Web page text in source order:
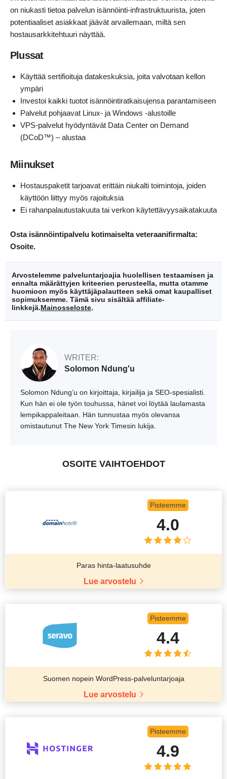
on niukasti tietoa palvelun isännöinti-infrastruktuurista, joten
potentiaaliset asiakkaat jäävät arvailemaan, miltä sen
hostausarkkitehtuuri näyttää.
Plussat
Käyttää sertifioituja datakeskuksia, joita valvotaan kellon
ympäri
Investoi kaikki tuotot isännöintiratkaisujensa parantamiseen
Palvelut pohjaavat Linux- ja Windows -alustoille
VPS-palvelut hyödyntävät Data Center on Demand
(DCoD™) – alustaa
Miinukset
Hostauspaketit tarjoavat erittäin niukalti toimintoja, joiden
käyttöön liittyy myös rajoituksia
Ei rahanpalautustakuuta tai verkon käytettävyysaikatakuuta
Osta isännöintipalvelu kotimaiselta veteraanifirmalta:
Osoite.
Arvostelemme palveluntarjoajia huolellisen testaamisen ja
ennalta määrättyjen kriteerien perusteella, mutta otamme
huomioon myös käyttäjäpalautteen sekä omat kaupalliset
sopimuksemme. Tämä sivu sisältää affiliate-
linkkejä.Mainosseloste.
WRITER:
Solomon Ndung'u
Solomon Ndung’u on kirjoittaja, kirjailija ja SEO-spesialisti.
Kun hän ei ole työn touhussa, hänet voi löytää laulamasta
lempikappaleitaan. Hän tunnustaa myös olevansa
omistautunut The New York Timesin lukija.
OSOITE VAIHTOEHDOT
Pisteemme
4.0
Paras hinta-laatusuhde
Lue arvostelu
Pisteemme
4.4
Suomen nopein WordPress-palveluntarjoaja
Lue arvostelu
Pisteemme
4.9